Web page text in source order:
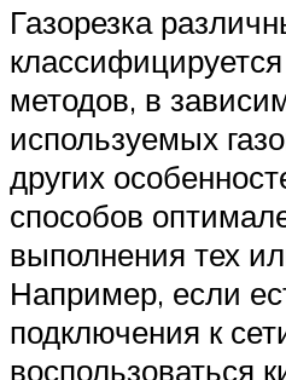
Газорезка
методов, в
используемых
других
способов
выполнения тех
Например, если
подключения к
воспользоваться